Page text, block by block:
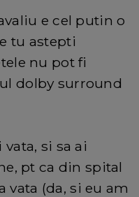
e cel putin o
tu astepti
nu pot fi
dolby surround
si sa ai
pt ca din spital
vata (da, si eu am